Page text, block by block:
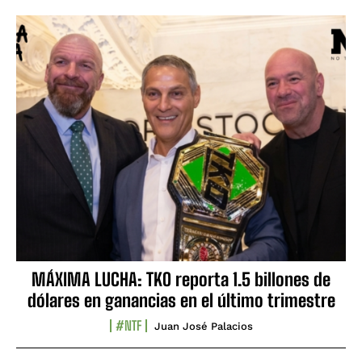
MÁXIMA LUCHA: TKO reporta 1.5 billones de
dólares en ganancias en el último trimestre
#NTF Juan José Palacios